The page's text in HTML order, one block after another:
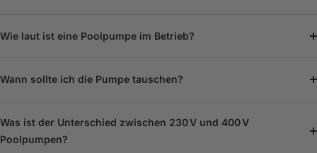
Wie laut ist eine Poolpumpe im Betrieb?
Wann sollte ich die Pumpe tauschen?
Was ist der Unterschied zwischen 230 V und 400 V
Poolpumpen?